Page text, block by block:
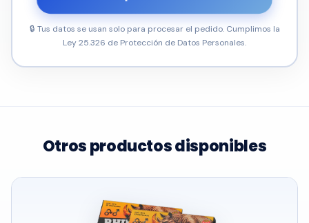
🔒 Tus datos se usan solo para procesar el pedido. Cumplimos la
Ley 25.326 de Protección de Datos Personales.
Otros productos disponibles